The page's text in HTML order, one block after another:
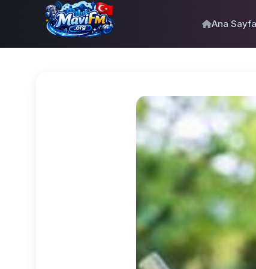
Ana Sayfa